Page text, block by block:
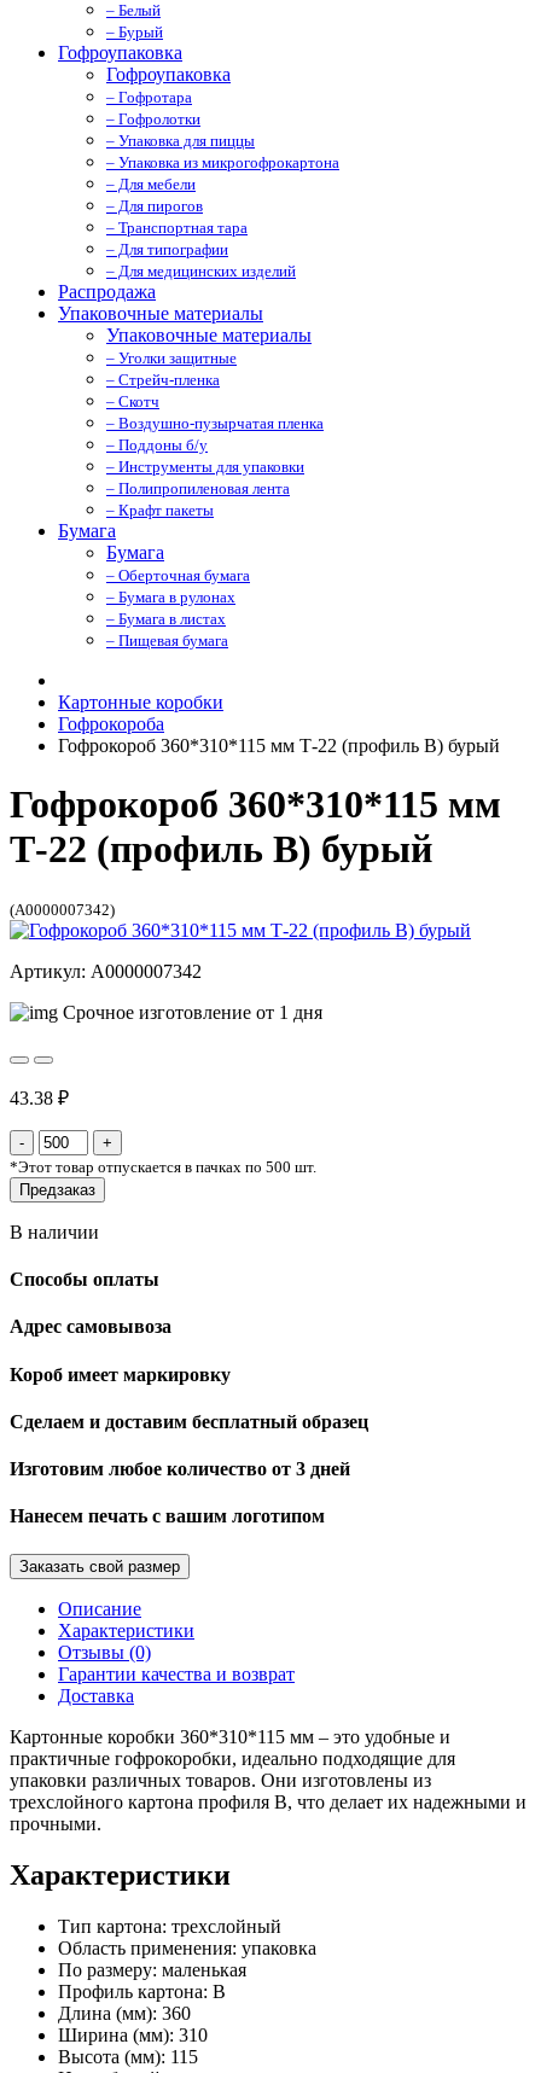
– Белый
– Бурый
Гофроупаковка
Гофроупаковка
– Гофротара
– Гофролотки
– Упаковка для пиццы
– Упаковка из микрогофрокартона
– Для мебели
– Для пирогов
– Транспортная тара
– Для типографии
– Для медицинских изделий
Распродажа
Упаковочные материалы
Упаковочные материалы
– Уголки защитные
– Стрейч-пленка
– Скотч
– Воздушно-пузырчатая пленка
– Поддоны б/у
– Инструменты для упаковки
– Полипропиленовая лента
– Крафт пакеты
Бумага
Бумага
– Оберточная бумага
– Бумага в рулонах
– Бумага в листах
– Пищевая бумага
Картонные коробки
Гофрокороба
Гофрокороб 360*310*115 мм Т-22 (профиль B) бурый
Гофрокороб 360*310*115 мм
Т-22 (профиль B) бурый
(A0000007342)
Артикул: A0000007342
Срочное изготовление от 1 дня
43.38 ₽
*Этот товар отпускается в пачках по 500 шт.
Предзаказ
В наличии
Способы оплаты
Адрес самовывоза
Короб имеет маркировку
Сделаем и доставим бесплатный образец
Изготовим любое количество от 3 дней
Нанесем печать с вашим логотипом
Заказать свой размер
Описание
Характеристики
Отзывы (0)
Гарантии качества и возврат
Доставка
Картонные коробки 360*310*115 мм – это удобные и
практичные гофрокоробки, идеально подходящие для
упаковки различных товаров. Они изготовлены из
трехслойного картона профиля В, что делает их надежными и
прочными.
Характеристики
Тип картона: трехслойный
Область применения: упаковка
По размеру: маленькая
Профиль картона: В
Длина (мм): 360
Ширина (мм): 310
Высота (мм): 115